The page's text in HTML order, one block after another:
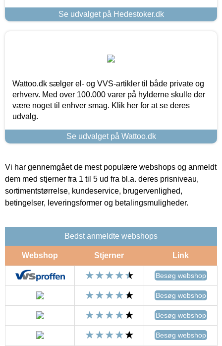
Se udvalget på Hedestoker.dk
Wattoo.dk sælger el- og VVS-artikler til både private og
erhverv. Med over 100.000 varer på hylderne skulle der
være noget til enhver smag. Klik her for at se deres
udvalg.
Se udvalget på Wattoo.dk
Vi har gennemgået de mest populære webshops og anmeldt
dem med stjerner fra 1 til 5 ud fra bl.a. deres prisniveau,
sortimentstørrelse, kundeservice, brugervenlighed,
betingelser, leveringsformer og betalingsmuligheder.
Bedst anmeldte webshops
Webshop Stjerner Link
Besøg webshop
Besøg webshop
Besøg webshop
Besøg webshop